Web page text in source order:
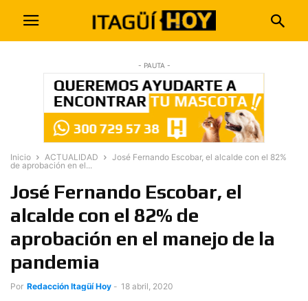
- PAUTA -
Inicio ACTUALIDAD
José Fernando Escobar, el alcalde con el 82%
de aprobación en el...
José Fernando Escobar, el
alcalde con el 82% de
aprobación en el manejo de la
pandemia
Por Redacción Itagüí Hoy - 18 abril, 2020